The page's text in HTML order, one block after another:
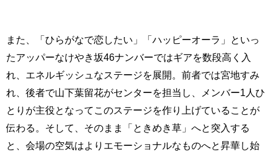
また、「ひらがなで恋したい」「ハッピーオーラ」といっ
たアッパーなけやき坂46ナンバーではギアを数段高く入
れ、エネルギッシュなステージを展開。前者では宮地すみ
れ、後者で山下葉留花がセンターを担当し、メンバー1人ひ
とりが主役となってこのステージを作り上げていることが
伝わる。そして、そのまま「ときめき草」へと突入する
と、会場の空気はよりエモーショナルなものへと昇華し始